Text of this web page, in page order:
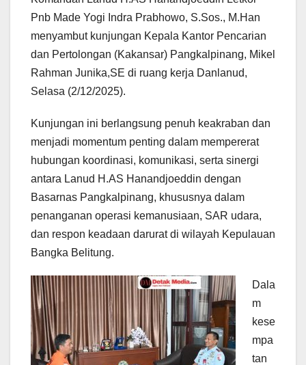
Pnb Made Yogi Indra Prabhowo, S.Sos., M.Han
menyambut kunjungan Kepala Kantor Pencarian
dan Pertolongan (Kakansar) Pangkalpinang, Mikel
Rahman Junika,SE di ruang kerja Danlanud,
Selasa (2/12/2025).
Kunjungan ini berlangsung penuh keakraban dan
menjadi momentum penting dalam mempererat
hubungan koordinasi, komunikasi, serta sinergi
antara Lanud H.AS Hanandjoeddin dengan
Basarnas Pangkalpinang, khususnya dalam
penanganan operasi kemanusiaan, SAR udara,
dan respon keadaan darurat di wilayah Kepulauan
Bangka Belitung.
Dala
m
kese
mpa
tan